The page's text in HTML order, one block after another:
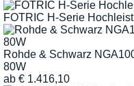
FOTRIC H-Serie
Rohde & Schwarz
80W
ab € 1.416,10